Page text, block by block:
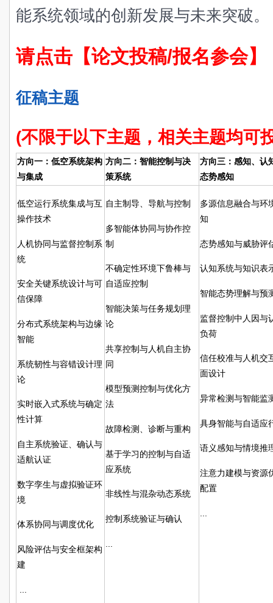
能系统领域的创新发展与未来突破。
请点击【论文投稿/报名参会】
征稿主题
(不限于以下主题，相关主题均可
方向一：低空系统架构
与集成
方向二：智能控制与决
策系统
方向三：感知、认
态势感知
低空运行系统集成与互
操作技术
人机协同与监督控制系
统
安全关键系统设计与可
信保障
分布式系统架构与边缘
智能
系统韧性与容错设计理
论
实时嵌入式系统与确定
性计算
自主系统验证、确认与
适航认证
数字孪生与虚拟验证环
境
体系协同与调度优化
风险评估与安全框架构
建
自主制导、导航与控制
多智能体协同与协作控
制
不确定性环境下鲁棒与
自适应控制
智能决策与任务规划理
论
共享控制与人机自主协
同
模型预测控制与优化方
法
故障检测、诊断与重构
基于学习的控制与自适
应系统
非线性与混杂动态系统
控制系统验证与确认
多源信息融合与环
知
态势感知与威胁评
认知系统与知识表
智能态势理解与预
监督控制中人因与
负荷
信任校准与人机交
面设计
异常检测与智能监
具身智能与自适应
语义感知与情境推
注意力建模与资源
配置